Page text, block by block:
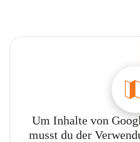
Um Inhalte von
musst du der